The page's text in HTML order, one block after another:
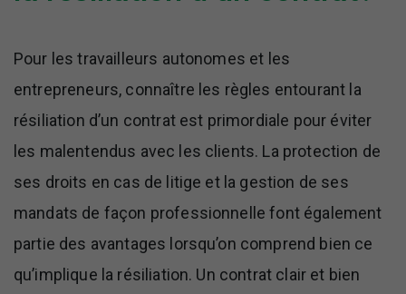
Pour les travailleurs autonomes et les
entrepreneurs, connaître les règles entourant la
résiliation d’un contrat est primordiale pour éviter
les malentendus avec les clients. La protection de
ses droits en cas de litige et la gestion de ses
mandats de façon professionnelle font également
partie des avantages lorsqu’on comprend bien ce
qu’implique la résiliation. Un contrat clair et bien